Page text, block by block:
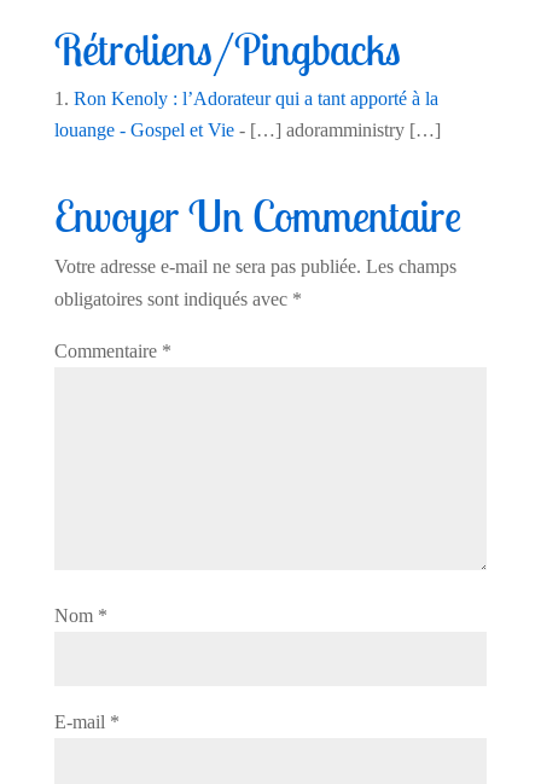
Rétroliens/Pingbacks
Ron Kenoly : l’Adorateur qui a tant apporté à la
louange - Gospel et Vie- […] adoramministry […]
Envoyer Un Commentaire
Votre adresse e-mail ne sera pas publiée. Les champs
obligatoires sont indiqués avec *
Commentaire *
Nom *
E-mail *